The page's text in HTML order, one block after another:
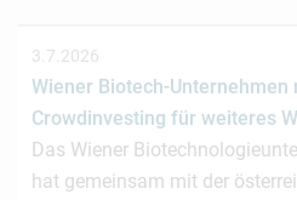
3.7.2026
Wiener Biotech-Unternehmen
Crowdinvesting für weiteres
Das Wiener
hat gemeinsam mit der